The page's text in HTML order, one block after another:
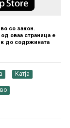
со закон.
оваа страница е
до содржината
Катја